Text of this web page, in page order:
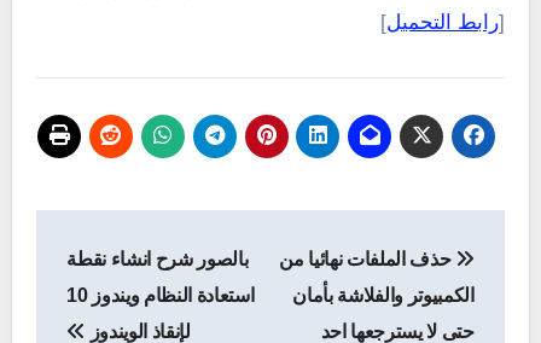
[رابط التحميل]
المقالات
حذف الملفات نهائيا من
الكمبيوتر والفلاشة بأمان
حتى لا يسترجعها احد
بالصور شرح انشاء نقطة
استعادة النظام ويندوز 10
لإنقاذ الويندوز